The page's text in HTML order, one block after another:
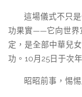
這場儀式不只
功果實——它向世界
定，是全部中華兒
功。10月25日于次
昭昭前事，惕惕